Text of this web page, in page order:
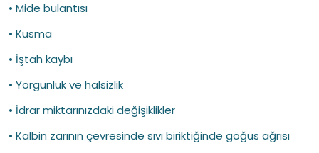
• Mide bulantısı
• Kusma
• İştah kaybı
• Yorgunluk ve halsizlik
• İdrar miktarınızdaki değişiklikler
• Kalbin zarının çevresinde sıvı biriktiğinde göğüs ağrısı